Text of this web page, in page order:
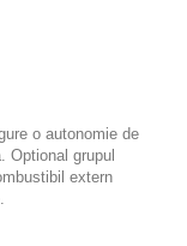
o autonomie de
Optional grupul
extern